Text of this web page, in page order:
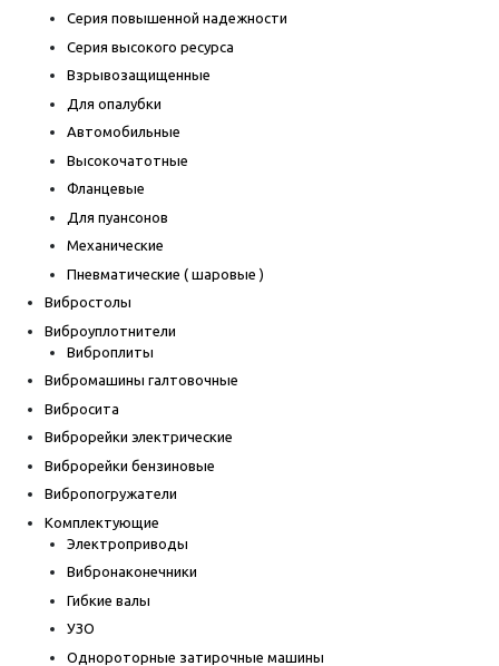
Серия повышенной надежности
Серия высокого ресурса
Взрывозащищенные
Для опалубки
Автомобильные
Высокочатотные
Фланцевые
Для пуансонов
Механические
Пневматические ( шаровые )
Вибростолы
Виброуплотнители
Виброплиты
Вибромашины галтовочные
Вибросита
Виброрейки электрические
Виброрейки бензиновые
Вибропогружатели
Комплектующие
Электроприводы
Вибронаконечники
Гибкие валы
УЗО
Однороторные затирочные машины